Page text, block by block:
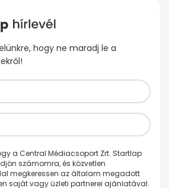
hogy ne maradj le a
a Central Médiacsoport Zrt. Startlap
számomra, és közvetlen
megkeressen az általam megadott
saját vagy üzleti partnerei ajánlatával.